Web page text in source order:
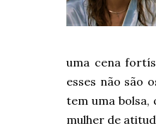
uma cena
esses não são
tem uma
mulher de